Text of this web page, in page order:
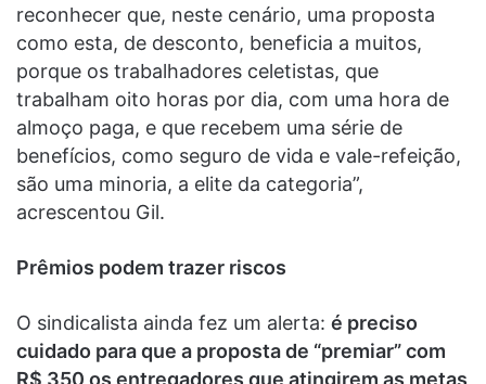
reconhecer que, neste cenário, uma proposta
como esta, de desconto, beneficia a muitos,
porque os trabalhadores celetistas, que
trabalham oito horas por dia, com uma hora de
almoço paga, e que recebem uma série de
benefícios, como seguro de vida e vale-refeição,
são uma minoria, a elite da categoria”,
acrescentou Gil.
Prêmios podem trazer riscos
O sindicalista ainda fez um alerta: é preciso
cuidado para que a proposta de “premiar” com
R$ 350 os entregadores que atingirem as metas